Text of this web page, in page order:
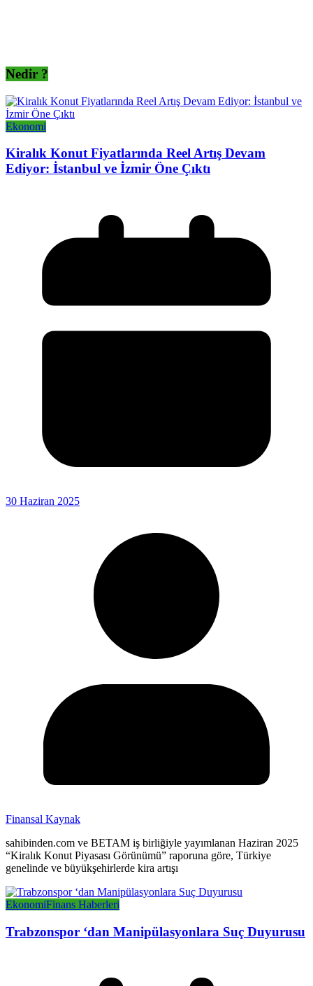
Nedir ?
Ekonomi
Kiralık Konut Fiyatlarında Reel Artış Devam
Ediyor: İstanbul ve İzmir Öne Çıktı
30 Haziran 2025
Finansal Kaynak
sahibinden.com ve BETAM iş birliğiyle yayımlanan Haziran 2025
“Kiralık Konut Piyasası Görünümü” raporuna göre, Türkiye
genelinde ve büyükşehirlerde kira artışı
EkonomiFinans Haberleri
Trabzonspor ‘dan Manipülasyonlara Suç Duyurusu